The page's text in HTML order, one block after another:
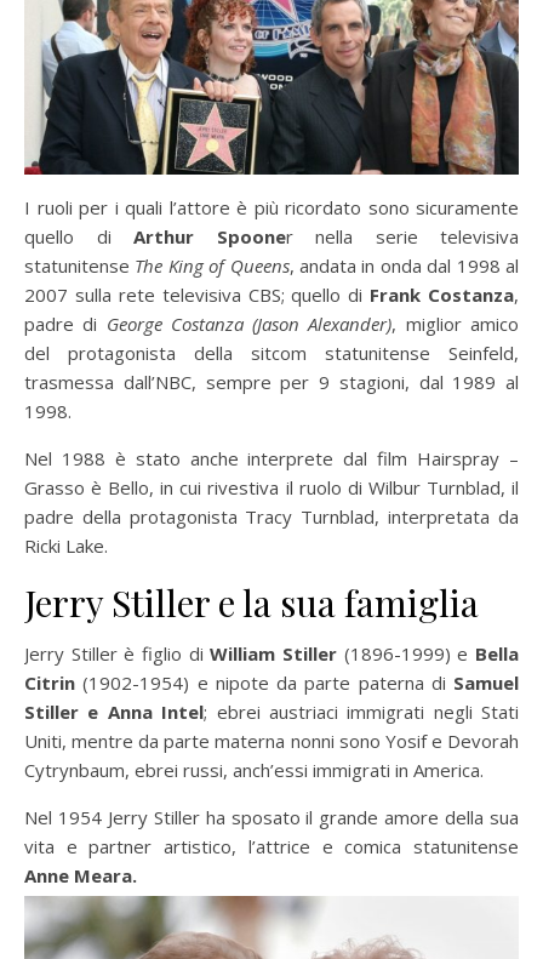
I ruoli per i quali l’attore è più ricordato sono sicuramente
quello di Arthur Spooner nella serie televisiva
statunitense The King of Queens, andata in onda dal 1998 al
2007 sulla rete televisiva CBS; quello di Frank Costanza,
padre di George Costanza (Jason Alexander), miglior amico
del protagonista della sitcom statunitense Seinfeld,
trasmessa dall’NBC, sempre per 9 stagioni, dal 1989 al
1998.
Nel 1988 è stato anche interprete dal film Hairspray –
Grasso è Bello, in cui rivestiva il ruolo di Wilbur Turnblad, il
padre della protagonista Tracy Turnblad, interpretata da
Ricki Lake.
Jerry Stiller e la sua famiglia
Jerry Stiller è figlio diWilliam Stiller (1896-1999) e Bella
Citrin (1902-1954) e nipote da parte paterna di Samuel
Stiller e Anna Intel; ebrei austriaci immigrati negli Stati
Uniti, mentre da parte materna nonni sono Yosif e Devorah
Cytrynbaum, ebrei russi, anch’essi immigrati in America.
Nel 1954 Jerry Stiller ha sposato il grande amore della sua
vita e partner artistico, l’attrice e comica statunitense
Anne Meara.